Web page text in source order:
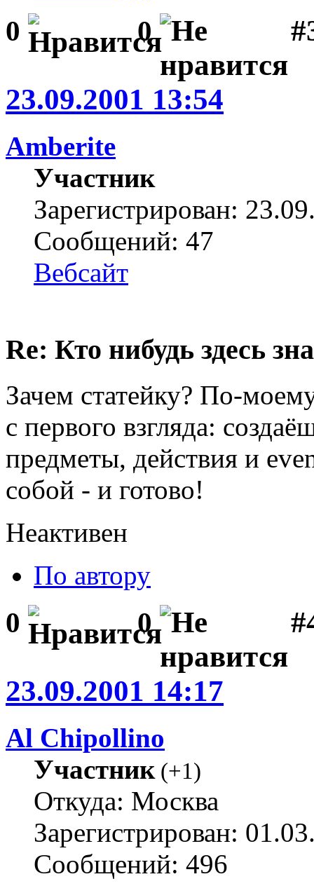
0 0
23.09.2001 13:54
Amberite
Участник
Зарегистрирован:
Сообщений: 47
Вебсайт
Re: Кто нибудь здесь
Зачем статейку? По-
с первого взгляда:
предметы, действия и
собой - и готово!
Неактивен
По автору
0 0
23.09.2001 14:17
Al Chipollino
Участник(+1)
Откуда: Москва
Зарегистрирован:
Сообщений: 496